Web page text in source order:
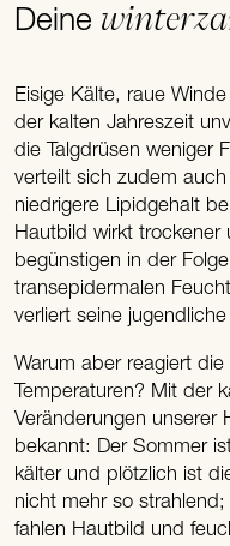
Deine
Eisige Kälte, raue
der kalten Jahreszeit
die Talgdrüsen weniger
verteilt sich zudem
niedrigere Lipidgehalt
Hautbild wirkt trockener
begünstigen in der
transepidermalen
verliert seine
Warum aber reagiert
Temperaturen? Mit der
Veränderungen unserer
bekannt: Der Sommer
kälter und plötzlich ist
nicht mehr so
fahlen Hautbild und